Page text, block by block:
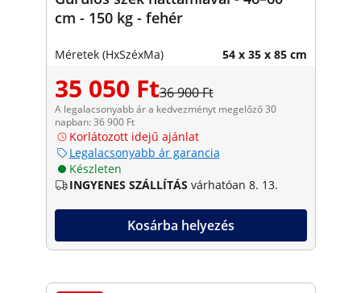
cm - 150 kg - fehér
Méretek (HxSzéxMa) 54 x 35 x 85 cm
35 050 Ft36 900 Ft
A legalacsonyabb ár a kedvezményt megelőző 30
napban: 36 900 Ft
Korlátozott idejű ajánlat
Legalacsonyabb ár garancia
Készleten
INGYENES SZÁLLÍTÁS várhatóan 8. 13.
Kosárba helyezés